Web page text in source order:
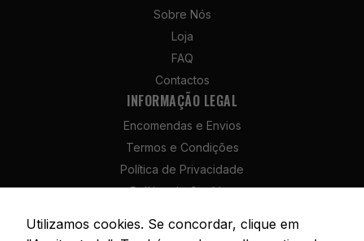
Sobre Nós
Loja
FAQ
Contactos
INFORMAÇÃO LEGAL
Encomendas e Envios
Termos e Condições
Política de Privacidade
Política de Cookies
Livro de Reclamações
Utilizamos cookies. Se concordar, clique em
opcionais. São
do site.
Estatísticas
Para que
possamos
melhorar a
e a estrutura